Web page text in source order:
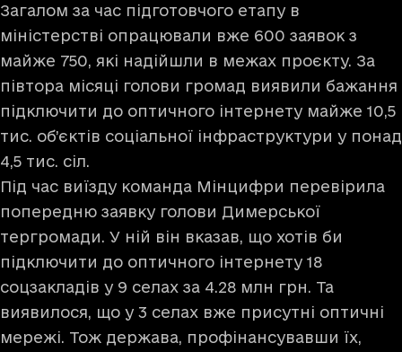
Загалом за час підготовчого етапу в
міністерстві опрацювали вже 600 заявок з
майже 750, які надійшли в межах проєкту. За
півтора місяці голови громад виявили бажання
підключити до оптичного інтернету майже 10,5
тис. об’єктів соціальної інфраструктури у понад
4,5 тис. сіл.
Під час виїзду команда Мінцифри перевірила
попередню заявку голови Димерської
тергромади. У ній він вказав, що хотів би
підключити до оптичного інтернету 18
соцзакладів у 9 селах за 4.28 млн грн. Та
виявилося, що у 3 селах вже присутні оптичні
мережі. Тож держава, профінансувавши їх,